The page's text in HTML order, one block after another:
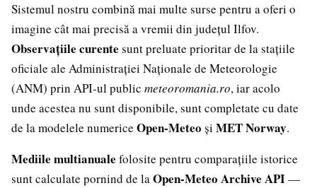
Sistemul nostru combină mai multe surse pentru a oferi o
imagine cât mai precisă a vremii din județul Ilfov.
Observațiile curente sunt preluate prioritar de la stațiile
oficiale ale Administrației Naționale de Meteorologie
(ANM) prin API-ul public meteoromania.ro, iar acolo
unde acestea nu sunt disponibile, sunt completate cu date
de la modelele numerice Open-Meteo și MET Norway.
Mediile multianuale folosite pentru comparațiile istorice
sunt calculate pornind de laOpen-Meteo Archive API—